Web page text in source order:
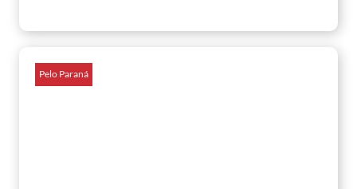
Pelo Paraná